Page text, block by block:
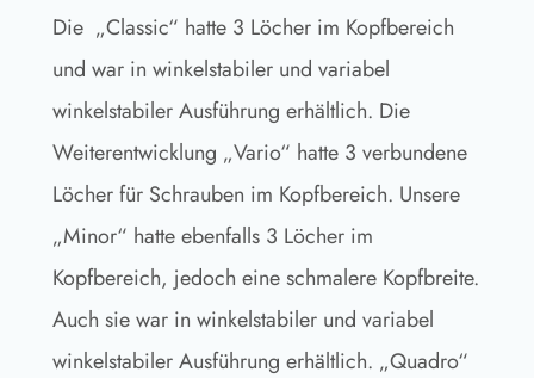
Die „Classic“ hatte 3 Löcher im Kopfbereich
und war in winkelstabiler und variabel
winkelstabiler Ausführung erhältlich. Die
Weiterentwicklung „Vario“ hatte 3 verbundene
Löcher für Schrauben im Kopfbereich. Unsere
„Minor“ hatte ebenfalls 3 Löcher im
Kopfbereich, jedoch eine schmalere Kopfbreite.
Auch sie war in winkelstabiler und variabel
winkelstabiler Ausführung erhältlich. „Quadro“